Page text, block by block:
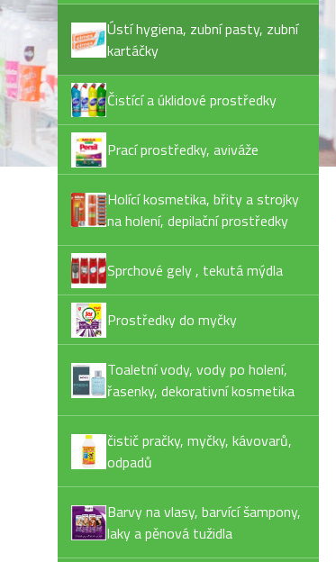
Ústí hygiena, zubní pasty, zubní
kartáčky
Čistící a úklidové prostředky
Prací prostředky, aviváže
Holící kosmetika, břity a strojky
na holení, depilační prostředky
Sprchové gely , tekutá mýdla
Prostředky do myčky
Toaletní vody, vody po holení,
řasenky, dekorativní kosmetika
čistič pračky, myčky, kávovarů,
odpadů
Barvy na vlasy, barvící šampony,
laky a pěnová tužidla
Invisible Pure
Kč
(72PD/bal) Color
479,90 Kč